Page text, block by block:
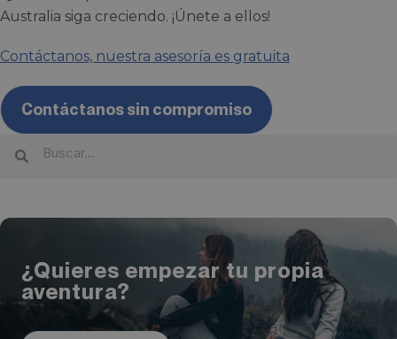
Australia siga creciendo. ¡Únete a ellos!
Contáctanos, nuestra asesoría es gratuita
Contáctanos sin compromiso
¿Quieres empezar tu propia
aventura?